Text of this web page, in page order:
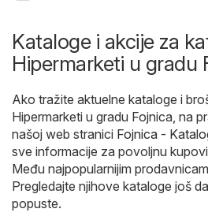
Kataloge i akcije za
Hipermarketi u gradu
Ako tražite aktuelne kataloge i
Hipermarketi u gradu Fojnica, na
našoj web stranici Fojnica -
sve informacije za povoljnu
Među najpopularnijim
Pregledajte njihove kataloge još
popuste.